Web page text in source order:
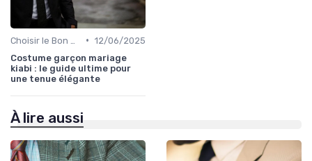
• 12/06/2025
Costume garçon mariage
kiabi : le guide ultime pour
une tenue élégante
À lire aussi